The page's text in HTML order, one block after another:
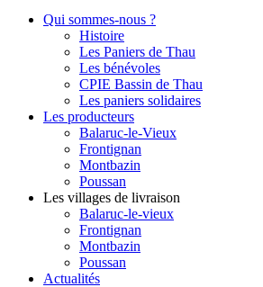
Qui sommes-nous ?
Histoire
Les Paniers de Thau
Les bénévoles
CPIE Bassin de Thau
Les paniers solidaires
Les producteurs
Balaruc-le-Vieux
Frontignan
Montbazin
Poussan
Les villages de livraison
Balaruc-le-vieux
Frontignan
Montbazin
Poussan
Actualités